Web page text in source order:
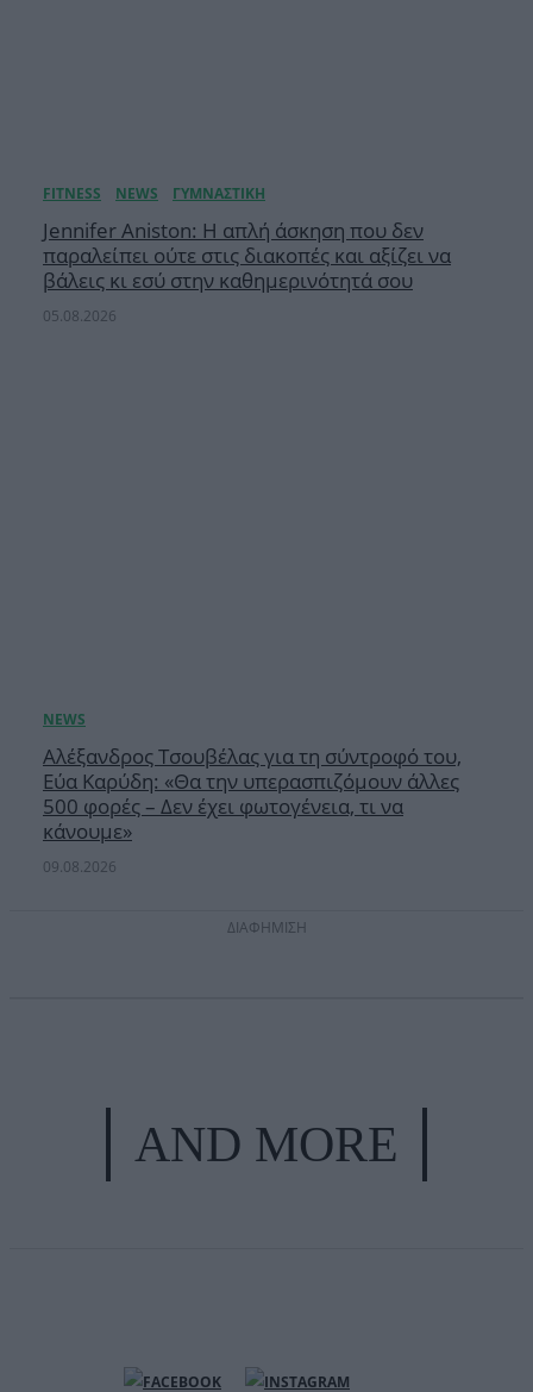
Jennifer Aniston: Η απλή άσκηση που δεν
παραλείπει ούτε στις διακοπές και αξίζει να
βάλεις κι εσύ στην καθημερινότητά σου
05.08.2026
Αλέξανδρος Τσουβέλας για τη σύντροφό του,
Εύα Καρύδη: «Θα την υπερασπιζόμουν άλλες
500 φορές – Δεν έχει φωτογένεια, τι να
κάνουμε»
09.08.2026
ΔΙΑΦΗΜΙΣΗ
AND MORE